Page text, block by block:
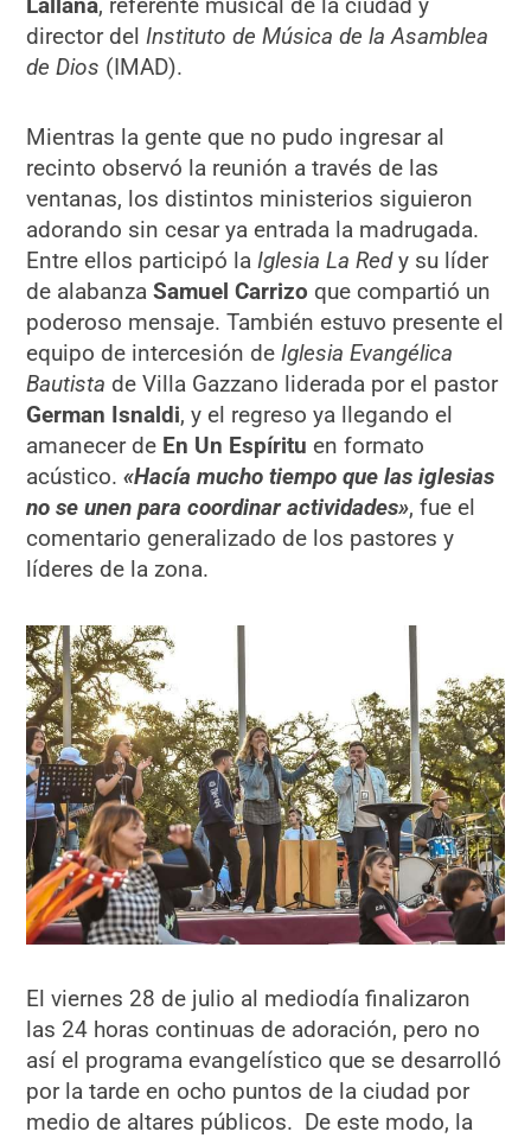
director delInstituto de Música de la Asamblea
de Dios (IMAD).
Mientras la gente que no pudo ingresar al
recinto observó la reunión a través de las
ventanas, los distintos ministerios siguieron
adorando sin cesar ya entrada la madrugada.
Entre ellos participó laIglesia La Redy su líder
de alabanzaSamuel Carrizo que compartió un
poderoso mensaje. También estuvo presente el
equipo de intercesión deIglesia Evangélica
Bautista de Villa Gazzano liderada por el pastor
German Isnaldi, y el regreso ya llegando el
amanecer de En Un Espíritu en formato
acústico.«Hacía mucho tiempo que las iglesias
no se unen para coordinar actividades», fue el
comentario generalizado de los pastores y
líderes de la zona.
El viernes 28 de julio al mediodía finalizaron
las 24 horas continuas de adoración, pero no
así el programa evangelístico que se desarrolló
por la tarde en ocho puntos de la ciudad por
medio de altares públicos. De este modo, la